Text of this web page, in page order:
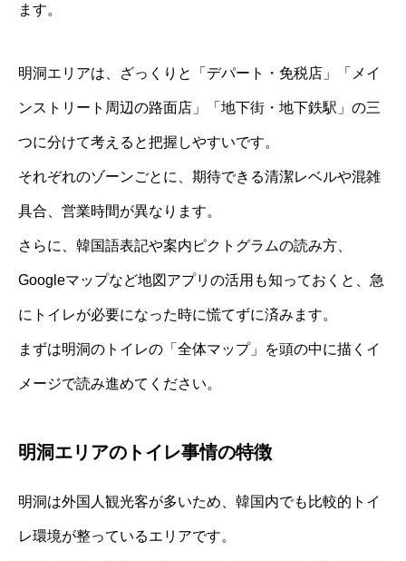
ます。
明洞エリアは、ざっくりと「デパート・免税店」「メイ
ンストリート周辺の路面店」「地下街・地下鉄駅」の三
つに分けて考えると把握しやすいです。
それぞれのゾーンごとに、期待できる清潔レベルや混雑
具合、営業時間が異なります。
さらに、韓国語表記や案内ピクトグラムの読み方、
Googleマップなど地図アプリの活用も知っておくと、急
にトイレが必要になった時に慌てずに済みます。
まずは明洞のトイレの「全体マップ」を頭の中に描くイ
メージで読み進めてください。
明洞エリアのトイレ事情の特徴
明洞は外国人観光客が多いため、韓国内でも比較的トイ
レ環境が整っているエリアです。